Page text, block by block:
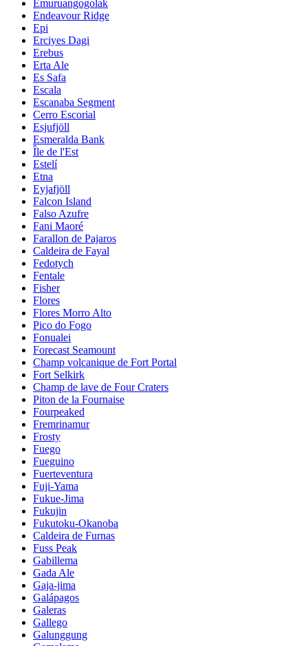
Emuruangogolak
Endeavour Ridge
Epi
Erciyes Dagi
Erebus
Erta Ale
Es Safa
Escala
Escanaba Segment
Cerro Escorial
Esjufjöll
Esmeralda Bank
Île de l'Est
Estelí
Etna
Eyjafjöll
Falcon Island
Falso Azufre
Fani Maoré
Farallon de Pajaros
Caldeira de Fayal
Fedotych
Fentale
Fisher
Flores
Flores Morro Alto
Pico do Fogo
Fonualei
Forecast Seamount
Champ volcanique de Fort Portal
Fort Selkirk
Champ de lave de Four Craters
Piton de la Fournaise
Fourpeaked
Fremrinamur
Frosty
Fuego
Fueguino
Fuerteventura
Fuji-Yama
Fukue-Jima
Fukujin
Fukutoku-Okanoba
Caldeira de Furnas
Fuss Peak
Gabillema
Gada Ale
Gaja-jima
Galápagos
Galeras
Gallego
Galunggung